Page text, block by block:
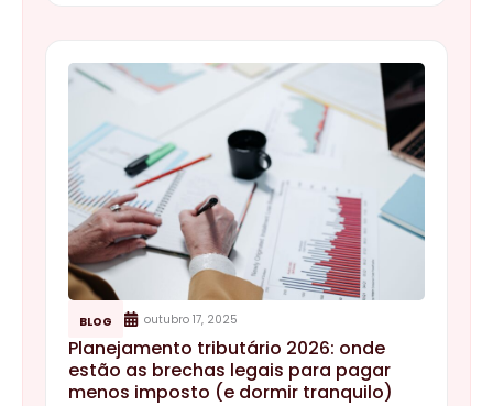
BLOG outubro 17, 2025
Planejamento tributário 2026: onde
estão as brechas legais para pagar
menos imposto (e dormir tranquilo)